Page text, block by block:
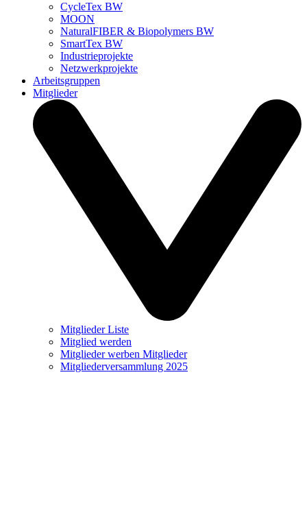
CycleTex BW
MOON
NaturalFIBER & Biopolymers BW
SmartTex BW
Industrieprojekte
Netzwerkprojekte
Arbeitsgruppen
Mitglieder
Mitglieder Liste
Mitglied werden
Mitglieder werben Mitglieder
Mitgliederversammlung 2025